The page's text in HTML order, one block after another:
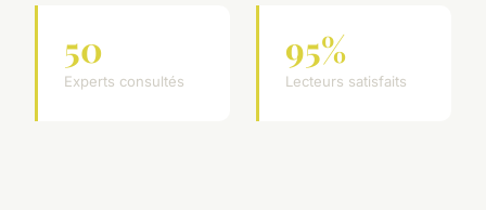
50
Experts consultés
95%
Lecteurs satisfaits